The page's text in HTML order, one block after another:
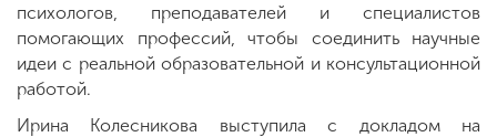
психологов, преподавателей и специалистов
помогающих профессий, чтобы соединить научные
идеи с реальной образовательной и консультационной
работой.
Ирина Колесникова выступила с докладом на